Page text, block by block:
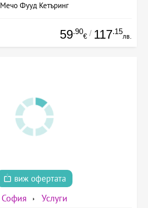
Мечо Фууд Кетъринг
59.90
€ / 117.15
лв.
виж офертата
София Услуги